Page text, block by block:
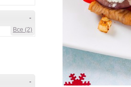
-
Все (2)
-